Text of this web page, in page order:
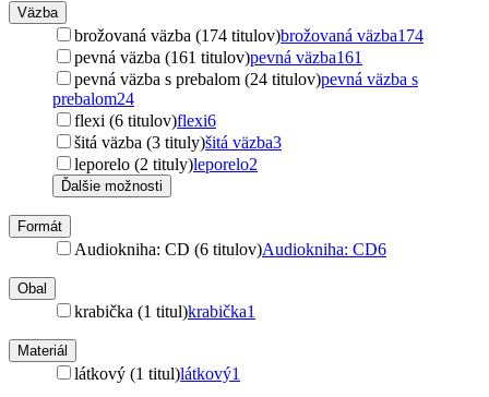
Väzba
brožovaná väzba (174 titulov)brožovaná väzba174
pevná väzba (161 titulov)pevná väzba161
pevná väzba s prebalom (24 titulov)pevná väzba s
prebalom24
flexi (6 titulov)flexi6
šitá väzba (3 tituly)šitá väzba3
leporelo (2 tituly)leporelo2
Ďalšie možnosti
Formát
Audiokniha: CD (6 titulov)Audiokniha: CD6
Obal
krabička (1 titul)krabička1
Materiál
látkový (1 titul)látkový1